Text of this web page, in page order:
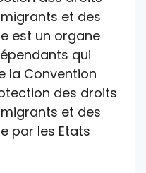
et des
est un organe
qui
la Convention
des droits
et des
par les Etats